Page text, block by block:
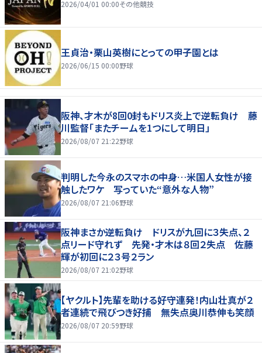
2026/04/01 00:00その他競技
王貞治・栗山英樹にとっての甲子園とは
2026/06/15 00:00野球
阪神、才木が8回0封もドリス炎上で逆転負け 藤
川監督「またチームを1つにして明日」
2026/08/07 21:22野球
判明した今永のスマホの中身…米国人女性が接
触したワケ 写っていた“意外な人物”
2026/08/07 21:06野球
阪神まさか逆転負け ドリスが九回に３失点、２
点リード守れず 先発・才木は８回２失点 佐藤
輝が初回に２３号２ラン
2026/08/07 21:02野球
【ヤクルト】先輩を助ける好守連発！内山壮真が２
者連続で飛びつき好捕 無失点奥川恭伸も笑顔
2026/08/07 20:59野球